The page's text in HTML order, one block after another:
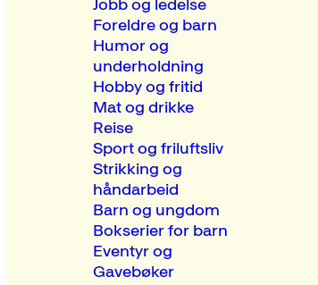
Jobb og ledelse
Foreldre og barn
Humor og
underholdning
Hobby og fritid
Mat og drikke
Reise
Sport og friluftsliv
Strikking og
håndarbeid
Barn og ungdom
Bokserier for barn
Eventyr og
Gavebøker